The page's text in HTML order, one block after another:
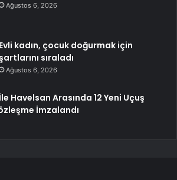
Ağustos 6, 2026
Evli kadın, çocuk doğurmak için
sıraladı
Ağustos 6, 2026
Havelsan Arasında 12 Yeni Uçuş
İmzalandı